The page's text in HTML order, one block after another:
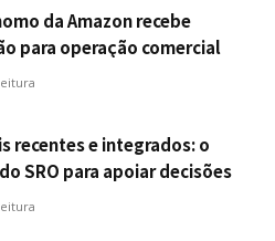
da Amazon recebe
para operação comercial
a circulação desses
recentes e integrados: o
SRO para apoiar decisões